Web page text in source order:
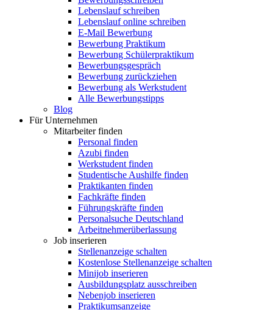
Lebenslauf schreiben
Lebenslauf online schreiben
E-Mail Bewerbung
Bewerbung Praktikum
Bewerbung Schülerpraktikum
Bewerbungsgespräch
Bewerbung zurückziehen
Bewerbung als Werkstudent
Alle Bewerbungstipps
Blog
Für Unternehmen
Mitarbeiter finden
Personal finden
Azubi finden
Werkstudent finden
Studentische Aushilfe finden
Praktikanten finden
Fachkräfte finden
Führungskräfte finden
Personalsuche Deutschland
Arbeitnehmerüberlassung
Job inserieren
Stellenanzeige schalten
Kostenlose Stellenanzeige schalten
Minijob inserieren
Ausbildungsplatz ausschreiben
Nebenjob inserieren
Praktikumsanzeige